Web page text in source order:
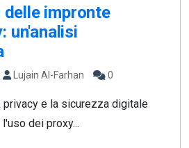
delle impronte
un'analisi
Lujain Al-Farhan 0
privacy e la sicurezza digitale
dei proxy...